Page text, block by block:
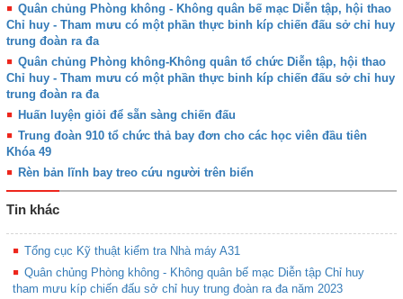
Quân chủng Phòng không - Không quân bế mạc Diễn tập, hội thao
Chỉ huy - Tham mưu có một phần thực binh kíp chiến đấu sở chỉ huy
trung đoàn ra đa
Quân chủng Phòng không-Không quân tổ chức Diễn tập, hội thao
Chỉ huy - Tham mưu có một phần thực binh kíp chiến đấu sở chỉ huy
trung đoàn ra đa
Huấn luyện giỏi để sẵn sàng chiến đấu
Trung đoàn 910 tổ chức thả bay đơn cho các học viên đầu tiên
Khóa 49
Rèn bản lĩnh bay treo cứu người trên biển
Tin khác
Tổng cục Kỹ thuật kiểm tra Nhà máy A31
Quân chủng Phòng không - Không quân bế mạc Diễn tập Chỉ huy
tham mưu kíp chiến đấu sở chỉ huy trung đoàn ra đa năm 2023